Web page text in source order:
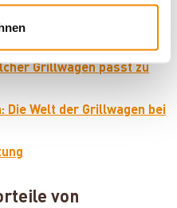
von Grillwagen:
Grillwagen passt zu
Die Welt der Grillwagen bei
von